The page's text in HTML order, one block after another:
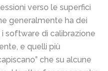
verso le superfici
generalmente ha dei
software di calibrazione
e quelli più
che su alcune